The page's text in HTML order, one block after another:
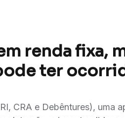
renda fixa,
ter
CRA e Debêntures), uma